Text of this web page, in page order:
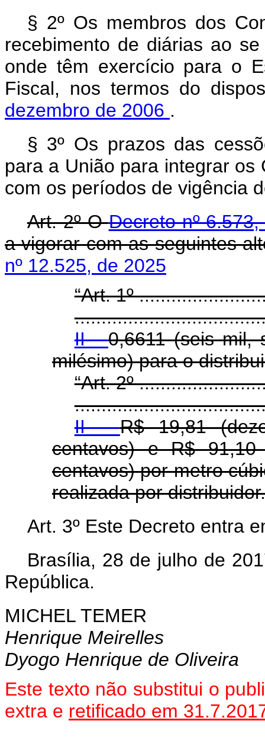
§ 2º Os membros dos
recebimento de diárias ao
onde têm exercício para o
Fiscal, nos termos do
dezembro de 2006 .
§ 3º Os prazos das
para a União para integrar os
com os períodos de vigência
Art. 2º ODecreto nº
a vigorar com as seguintes
nº 12.525, de 2025
“Art. 1º
II -0,6611 (seis mil,
milésimo) para o
“Art. 2º
II -R$ 19,81
centavos) e R$
centavos) por metro
realizada por
Art. 3º Este Decreto entra
Brasília, 28 de julho de
República.
MICHEL TEMER
Henrique Meirelles
Dyogo Henrique de Oliveira
Este texto não substitui o
extra e retificado em